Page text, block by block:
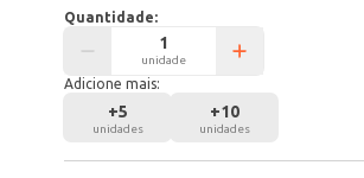
Quantidade:
unidade
Adicione mais:
+5
unidades
+10
unidades